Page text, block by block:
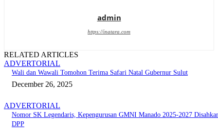
admin
https://inatara.com
RELATED ARTICLES
ADVERTORIAL
Wali dan Wawali Tomohon Terima Safari Natal Gubernur Sulut
December 26, 2025
ADVERTORIAL
Nomor SK Legendaris, Kepengurusan GMNI Manado 2025-2027
DPP